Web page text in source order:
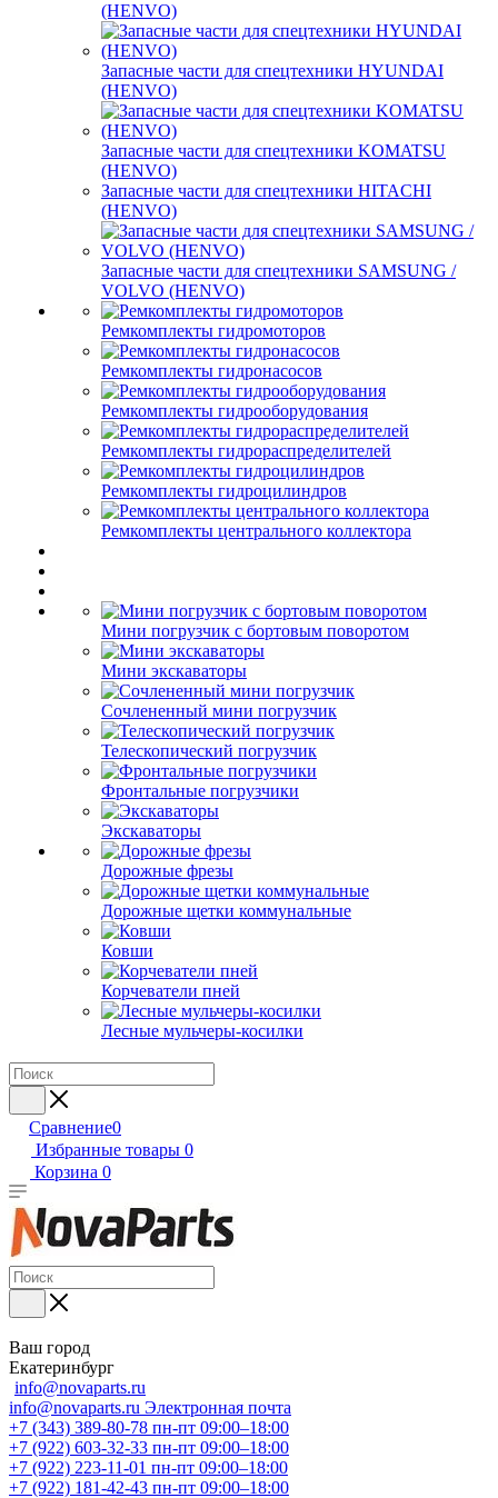
(HENVO)
Запасные части для спецтехники HYUNDAI
(HENVO)
Запасные части для спецтехники KOMATSU
(HENVO)
Запасные части для спецтехники HITACHI
(HENVO)
Запасные части для спецтехники SAMSUNG /
VOLVO (HENVO)
Ремкомплекты гидромоторов
Ремкомплекты гидронасосов
Ремкомплекты гидрооборудования
Ремкомплекты гидрораспределителей
Ремкомплекты гидроцилиндров
Ремкомплекты центрального коллектора
Мини погрузчик с бортовым поворотом
Мини экскаваторы
Сочлененный мини погрузчик
Телескопический погрузчик
Фронтальные погрузчики
Экскаваторы
Дорожные фрезы
Дорожные щетки коммунальные
Ковши
Корчеватели пней
Лесные мульчеры-косилки
Сравнение0
Избранные товары 0
Корзина 0
Ваш город
Екатеринбург
info@novaparts.ru
info@novaparts.ru Электронная почта
+7 (343) 389-80-78 пн-пт 09:00–18:00
+7 (922) 603-32-33 пн-пт 09:00–18:00
+7 (922) 223-11-01 пн-пт 09:00–18:00
+7 (922) 181-42-43 пн-пт 09:00–18:00